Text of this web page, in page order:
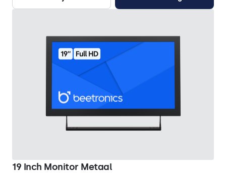
19 Inch Monitor Metaal